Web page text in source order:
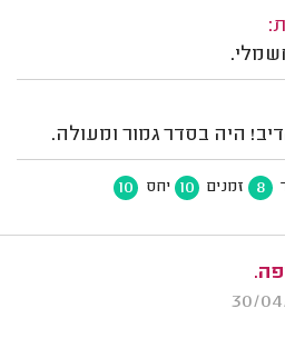
היה בסדר גמור ומעולה.
8 זמנים 10 יחס 10